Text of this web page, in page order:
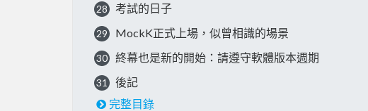
28 考試的日子
29 MockK正式上場，似曾相識的場景
30 終幕也是新的開始：請遵守軟體版本週期
31
後記
完整目錄